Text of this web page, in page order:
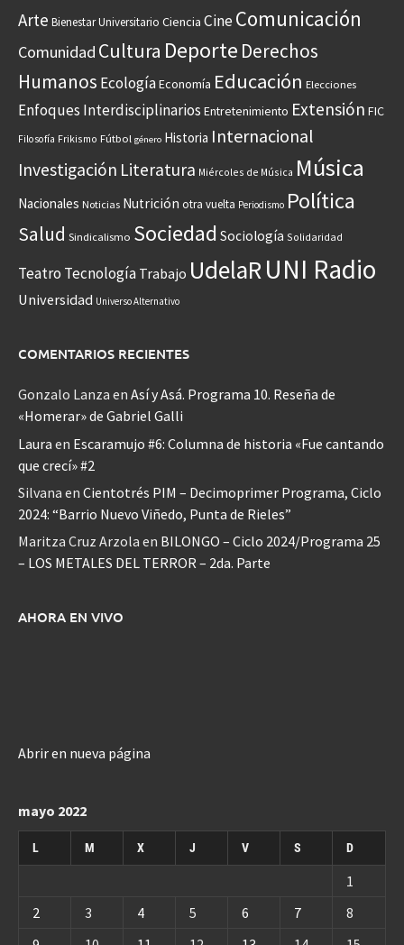
Arte Bienestar Universitario Ciencia CineComunicación
Comunidad Cultura Deporte Derechos
Humanos EcologíaEconomía Educación Elecciones
Enfoques Interdisciplinarios Entretenimiento Extensión FIC
Filosofía Frikismo Fútbol género Historia Internacional
Investigación Literatura Miércoles de Música Música
Nacionales Noticias Nutrición otra vuelta Periodismo Política
Salud Sindicalismo Sociedad Sociología Solidaridad
Teatro Tecnología Trabajo UdelaRUNI Radio
Universidad Universo Alternativo
COMENTARIOS RECIENTES
Gonzalo Lanza en Así y Asá. Programa 10. Reseña de
«Homerar» de Gabriel Galli
Laura en Escaramujo #6: Columna de historia «Fue cantando
que crecí» #2
Silvana en Cientotrés PIM – Decimoprimer Programa, Ciclo
2024: “Barrio Nuevo Viñedo, Punta de Rieles”
Maritza Cruz Arzola en BILONGO – Ciclo 2024/Programa 25
– LOS METALES DEL TERROR – 2da. Parte
AHORA EN VIVO
Abrir en nueva página
mayo 2022
L M X J V S D
1
2
3 4 5 6 7
8